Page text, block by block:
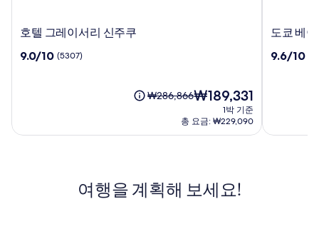
호
그
신
호텔 그레이서리 신주쿠
10
점,
9.0/10 (5307)
요
₩286,866
준
요
₩286,866현
요
₩189,331
1박 기준
총 요금: ₩229,090
도
베
프
도쿄 베
10
점,
9.6/10
여행을 계획해 보세요!